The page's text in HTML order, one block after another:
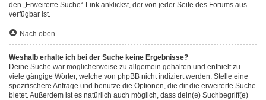
den „Erweiterte Suche“-Link anklickst, der von jeder Seite des Forums aus
verfügbar ist.
Nach oben
Weshalb erhalte ich bei der Suche keine Ergebnisse?
Deine Suche war möglicherweise zu allgemein gehalten und enthielt zu
viele gängige Wörter, welche von phpBB nicht indiziert werden. Stelle eine
spezifischere Anfrage und benutze die Optionen, die dir die erweiterte Suche
bietet. Außerdem ist es natürlich auch möglich, dass dein(e) Suchbegriff(e)